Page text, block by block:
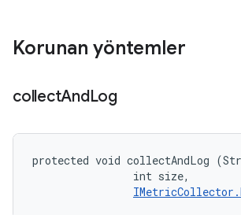
Korunan yöntemler
collectAndLog
protected void collectAndLog
                int size,